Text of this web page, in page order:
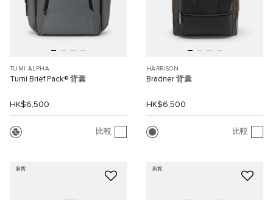
TUMI ALPHA
Tumi Brief Pack® 背囊
HK$6,500
比較
HARRISON
Bradner 背囊
HK$6,500
比較
新貨 新貨